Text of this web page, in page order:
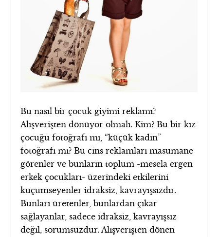
Bu nasıl bir çocuk giyimi reklamı?
Alışverişten dönüyor olmalı. Kim? Bu bir kız
çocuğu fotoğrafı mı, “küçük kadın”
fotoğrafı mı? Bu cins reklamları masumane
görenler ve bunların toplum -mesela ergen
erkek çocukları- üzerindeki etkilerini
küçümseyenler idraksiz, kavrayışsızdır.
Bunları üretenler, bunlardan çıkar
sağlayanlar, sadece idraksiz, kavrayışsız
değil, sorumsuzdur. Alışverişten dönen